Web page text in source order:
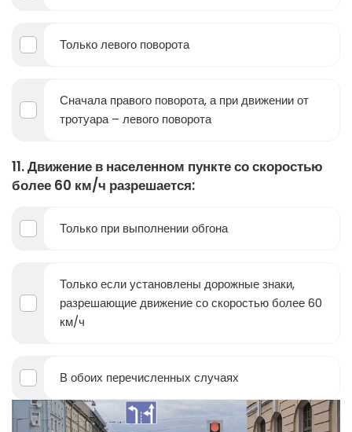
Только левого поворота
Сначала правого поворота, а при движении от
тротуара – левого поворота
11. Движение в населенном пункте со скоростью
более 60 км/ч разрешается:
Только при выполнении обгона
Только если установлены дорожные знаки,
разрешающие движение со скоростью более 60
км/ч
В обоих перечисленных случаях